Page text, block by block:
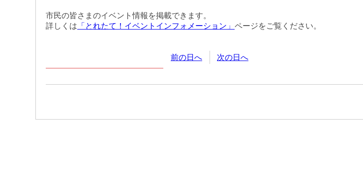
市民の皆さまのイベント情報を掲載できます。
詳しくは 「とれたて！イベントインフォメーション」 ページをご覧ください。
前の日へ 次の日へ